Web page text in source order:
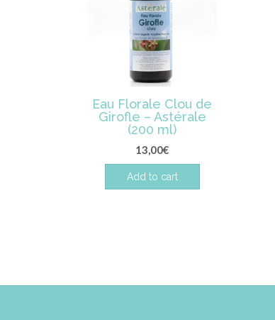
Eau Florale Clou de
Girofle – Astérale
(200 ml)
13,00€
Add to cart